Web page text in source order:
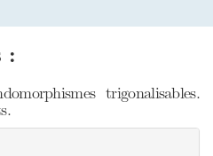
:
trigonalisables.